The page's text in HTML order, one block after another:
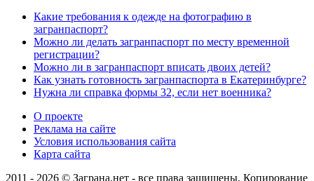
Какие требования к одежде на фотографию в
загранпаспорт?
Можно ли делать загранпаспорт по месту временной
регистрации?
Можно ли в загранпаспорт вписать двоих детей?
Как узнать готовность загранпаспорта в Екатеринбурге?
Нужна ли справка формы 32, если нет военника?
О проекте
Реклама на сайте
Условия использования сайта
Карта сайта
2011 - 2026 © Заграна.нет - все права защищены. Копирование